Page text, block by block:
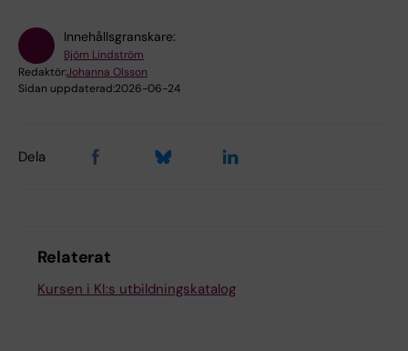
Innehållsgranskare:
Björn Lindström
Redaktör:Johanna Olsson
Sidan uppdaterad:2026-06-24
Dela
Relaterat
Kursen i KI:s utbildningskatalog